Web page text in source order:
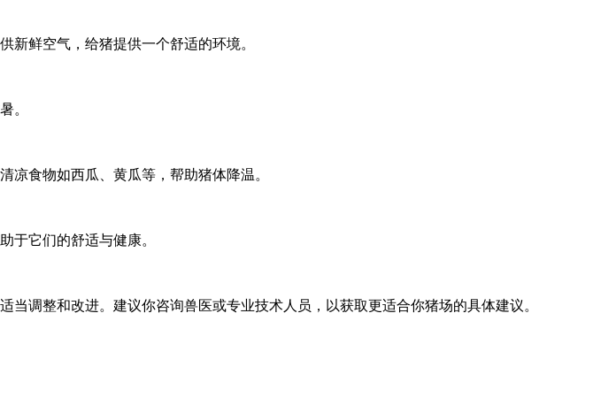
新鲜空气，给猪提供一个舒适的环境。
。
凉食物如西瓜、黄瓜等，帮助猪体降温。
于它们的舒适与健康。
调整和改进。建议你咨询兽医或专业技术人员，以获取更适合你猪场的具体建议。